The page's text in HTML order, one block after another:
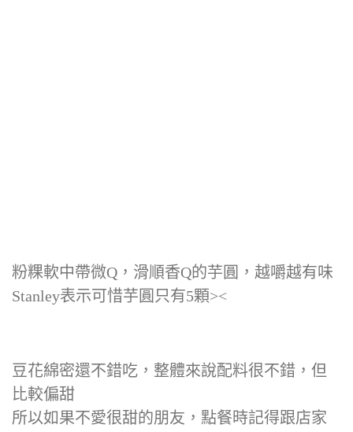
粉粿軟中帶微Q，滑順香Q的芋圓，越嚼越有味
Stanley表示可惜芋圓只有5顆><
豆花綿密還不錯吃，整體來說配料很不錯，但
比較偏甜
所以如果不愛很甜的朋友，點餐時記得跟店家